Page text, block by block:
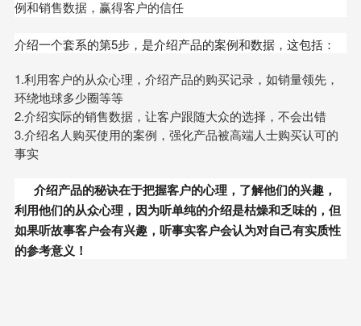
例和销售数据，赢得客户的信任
介绍一个套系的第5步，是介绍产品的案例和数据，这包括：
1.利用客户的从众心理，介绍产品的购买记录，如销量领先，
环绕地球多少圈等等
2.介绍实际的销售数据，让客户跟随大众的选择，不会出错
3.介绍名人购买使用的案例，强化产品被高端人士购买认可的
事实
介绍产品的秘诀在于把握客户的心理，了解他们的兴趣，
利用他们的从众心理，因为听单纯的介绍是枯燥和乏味的，但
如果听故事客户会有兴趣，听事实客户会认为对自己有实质性
的参考意义！